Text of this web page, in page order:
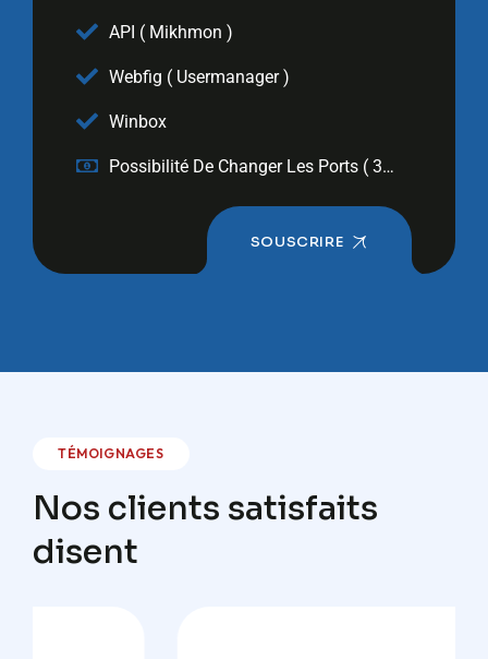
API ( Mikhmon )
Webfig ( Usermanager )
Winbox
Possibilité De Changer Les Ports ( 3
SOUSCRIRE
TÉMOIGNAGES
Nos clients satisfaits
disent